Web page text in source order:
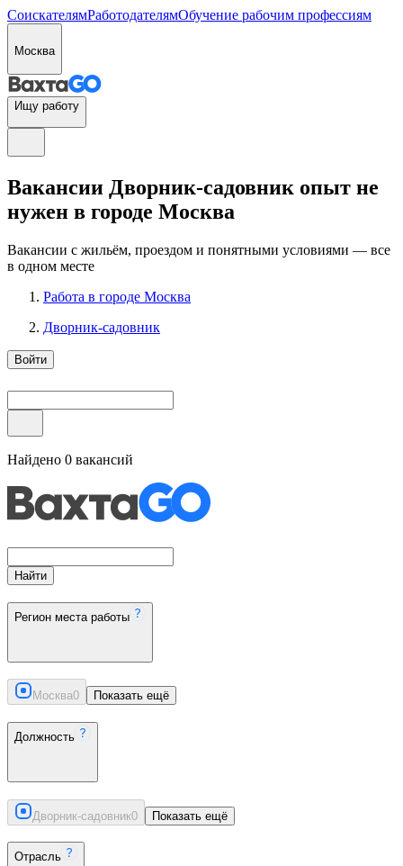
СоискателямРаботодателямОбучение рабочим профессиям
Москва
Ищу работу
Вакансии Дворник-садовник опыт не
нужен в городе Москва
Вакансии с жильём, проездом и понятными условиями — все
в одном месте
Работа в городе Москва
Дворник-садовник
Войти
Найдено 0 вакансий
Найти
Регион места работы
Москва0 Показать ещё
Должность
Дворник-садовник0 Показать ещё
Отрасль